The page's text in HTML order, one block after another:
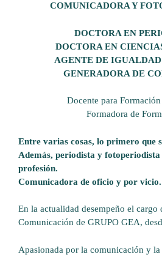
COMUNICADORA Y
DOCTORA EN
DOCTORA EN
AGENTE DE
GENERADORA DE
Docente para
Formadora de
Entre varias cosas, lo primero que
Además, periodista y
profesión.
Comunicadora de oficio y por vicio.
En la actualidad desempeño el cargo
Comunicación de GRUPO GEA,
Apasionada por la comunicación y la